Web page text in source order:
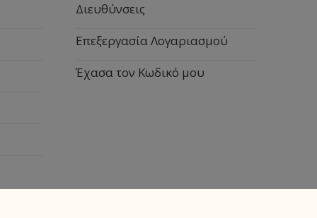
Διευθύνσεις
Επεξεργασία Λογαριασμού
Έχασα τον Κωδικό μου